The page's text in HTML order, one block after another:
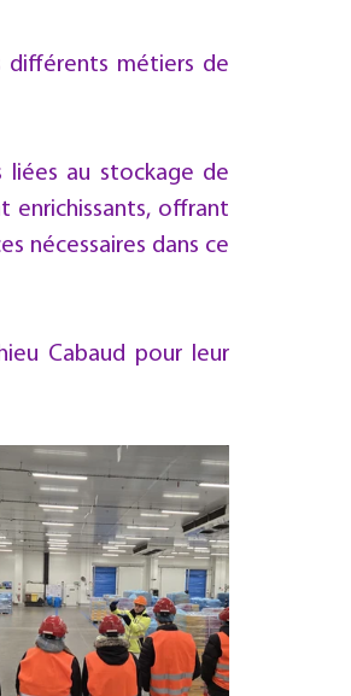
différents métiers de
au stockage de
enrichissants, offrant
nécessaires dans ce
Cabaud pour leur